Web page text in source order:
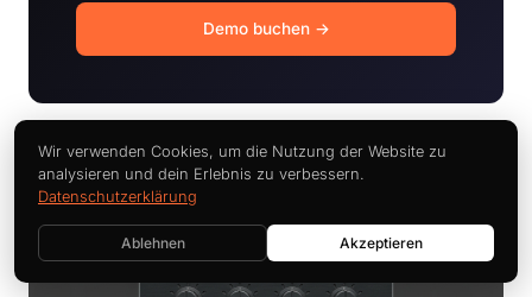
Demo buchen →
Wir verwenden Cookies, um die Nutzung der Website zu
analysieren und dein Erlebnis zu verbessern.
Datenschutzerklärung
Ablehnen Akzeptieren